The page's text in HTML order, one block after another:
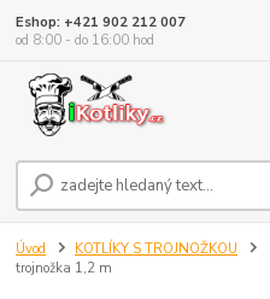
Eshop: +421 902 212 007
od 8:00 - do 16:00 hod
Úvod KOTLÍKY S TROJNOŽKOU
trojnožka 1,2 m